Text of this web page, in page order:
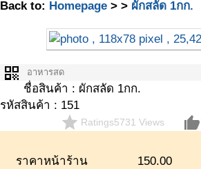
Back to: Homepage > > ผักสลัด 1กก.
qr_code อาหารสด
ชื่อสินค้า : ผักสลัด 1กก.
รหัสสินค้า : 151
star Ratings5731 Views thumb_up_alt
ราคาหน้าร้าน 150.00